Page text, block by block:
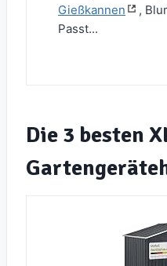
Gießkannen
,
Passt...
Die 3 besten